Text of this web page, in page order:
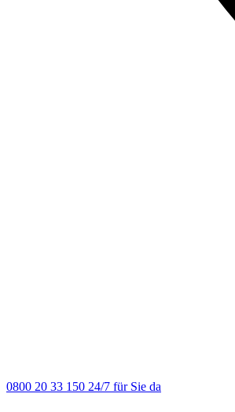
0800 20 33 150 24/7 für Sie da